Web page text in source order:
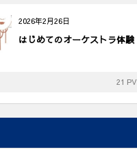
2026年2月26日
はじめてのオーケストラ体験
21 PV